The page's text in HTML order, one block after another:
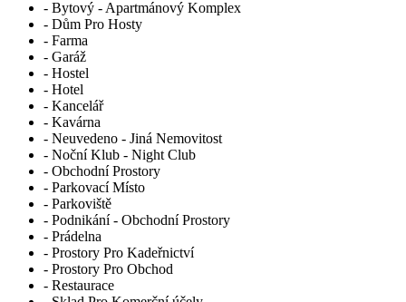
- Bytový - Apartmánový Komplex
- Dům Pro Hosty
- Farma
- Garáž
- Hostel
- Hotel
- Kancelář
- Kavárna
- Neuvedeno - Jiná Nemovitost
- Noční Klub - Night Club
- Obchodní Prostory
- Parkovací Místo
- Parkoviště
- Podnikání - Obchodní Prostory
- Prádelna
- Prostory Pro Kadeřnictví
- Prostory Pro Obchod
- Restaurace